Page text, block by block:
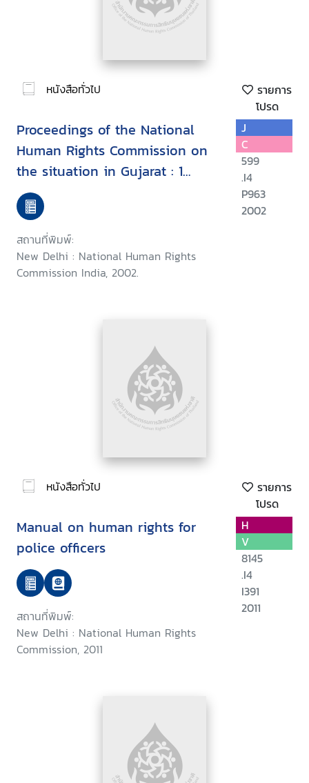
หนังสือทั่วไป
รายการ
โปรด
Proceedings of the National
Human Rights Commission on
the situation in Gujarat : 1
March - 1 July, 2002
สถานที่พิมพ์:
New Delhi : National Human Rights
Commission India, 2002.
J
C
599
.I4
P963
2002
หนังสือทั่วไป
รายการ
โปรด
Manual on human rights for
police officers
สถานที่พิมพ์:
New Delhi : National Human Rights
Commission, 2011
H
V
8145
.I4
I391
2011